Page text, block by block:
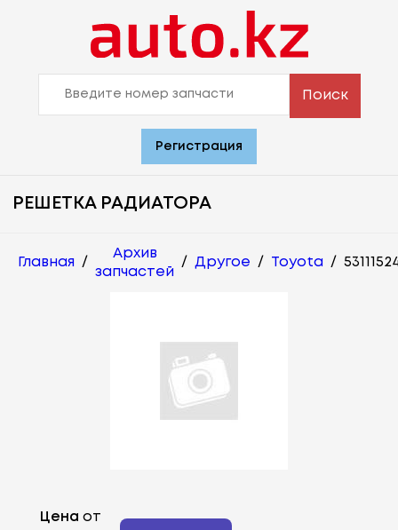
Поиск
Регистрация
РЕШЕТКА РАДИАТОРА
Главная /
Архив
запчастей
/ Другое / Toyota /
Цена от